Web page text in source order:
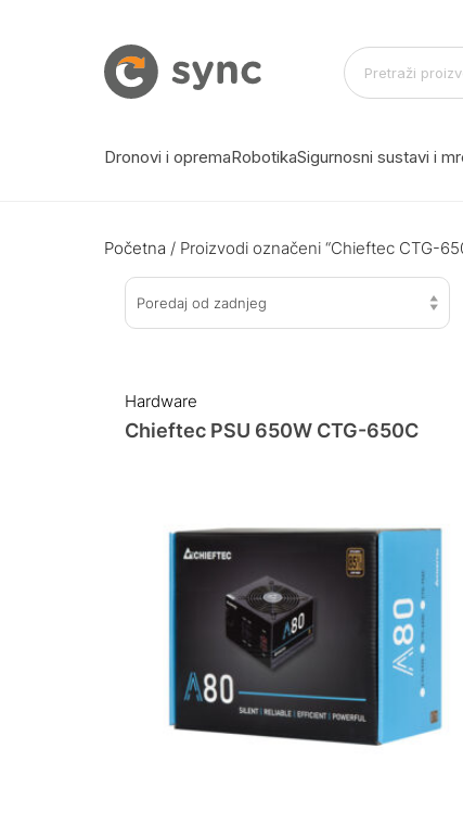
Dronovi i opremaRobotikaSigurnosni sustavi i
Početna / Proizvodi označeni “Chieftec CTG-
Poredaj od zadnjeg
Hardware
Chieftec PSU 650W CTG-650C